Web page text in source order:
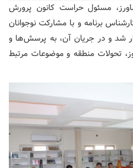
مسئول حراست کانون پرورش
برنامه و با مشارکت نوجوانان
شد و در جریان آن، به پرسش‌ها و
تحولات منطقه و موضوعات مرتبط